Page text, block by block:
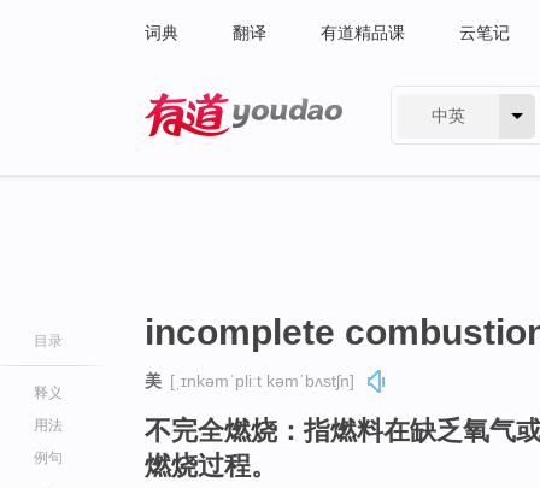
词典 翻译 有道精品课 云笔记
中英
目录
释义
用法
例句
incomplete
美 [ˌɪnkəmˈpliːt kəmˈbʌstʃn]
不完全燃烧：指燃料在缺乏氧气
燃烧过程。